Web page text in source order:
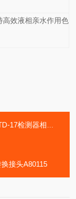
高效液相亲水作用色
检测器相关配件
接头A80115